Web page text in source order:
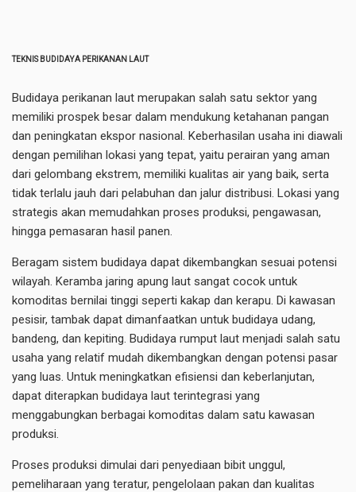
TEKNIS BUDIDAYA PERIKANAN LAUT
Budidaya perikanan laut merupakan salah satu sektor yang
memiliki prospek besar dalam mendukung ketahanan pangan
dan peningkatan ekspor nasional. Keberhasilan usaha ini diawali
dengan pemilihan lokasi yang tepat, yaitu perairan yang aman
dari gelombang ekstrem, memiliki kualitas air yang baik, serta
tidak terlalu jauh dari pelabuhan dan jalur distribusi. Lokasi yang
strategis akan memudahkan proses produksi, pengawasan,
hingga pemasaran hasil panen.
Beragam sistem budidaya dapat dikembangkan sesuai potensi
wilayah. Keramba jaring apung laut sangat cocok untuk
komoditas bernilai tinggi seperti kakap dan kerapu. Di kawasan
pesisir, tambak dapat dimanfaatkan untuk budidaya udang,
bandeng, dan kepiting. Budidaya rumput laut menjadi salah satu
usaha yang relatif mudah dikembangkan dengan potensi pasar
yang luas. Untuk meningkatkan efisiensi dan keberlanjutan,
dapat diterapkan budidaya laut terintegrasi yang
menggabungkan berbagai komoditas dalam satu kawasan
produksi.
Proses produksi dimulai dari penyediaan bibit unggul,
pemeliharaan yang teratur, pengelolaan pakan dan kualitas